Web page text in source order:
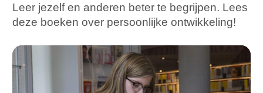
Leer jezelf en anderen beter te begrijpen. Lees
deze boeken over persoonlijke ontwikkeling!